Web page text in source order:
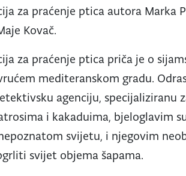
za praćenje ptica autora Marka
Kovač.
za praćenje ptica priča je o
mediteranskom gradu.
agenciju, specijaliziranu
i kakaduima, bjeloglavim
svijetu, i njegovim
svijet objema šapama.